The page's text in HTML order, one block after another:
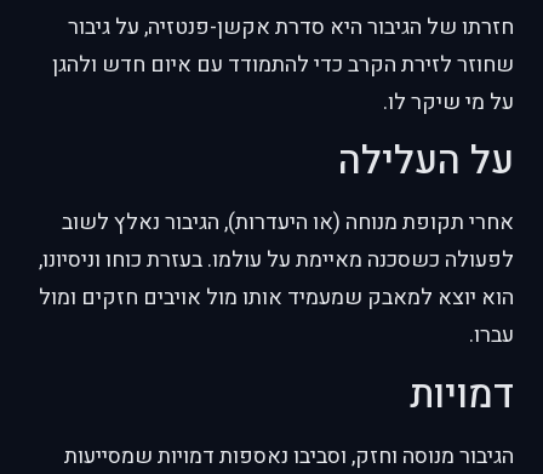
חזרתו של הגיבור היא סדרת אקשן-פנטזיה, על גיבור
שחוזר לזירת הקרב כדי להתמודד עם איום חדש ולהגן
על מי שיקר לו.
על העלילה
אחרי תקופת מנוחה (או היעדרות), הגיבור נאלץ לשוב
לפעולה כשסכנה מאיימת על עולמו. בעזרת כוחו וניסיונו,
הוא יוצא למאבק שמעמיד אותו מול אויבים חזקים ומול
עברו.
דמויות
הגיבור מנוסה וחזק, וסביבו נאספות דמויות שמסייעות